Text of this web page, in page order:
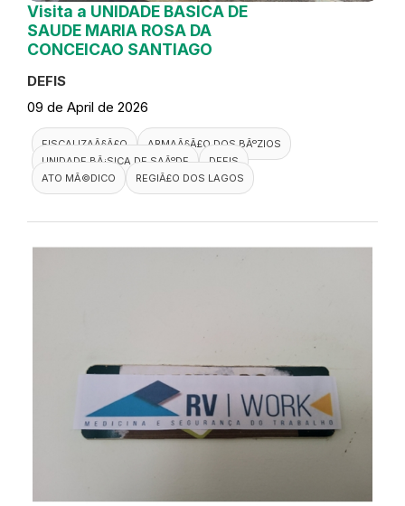
Visita a UNIDADE BASICA DE
SAUDE MARIA ROSA DA
CONCEICAO SANTIAGO
DEFIS
09 de April de 2026
FISCALIZAÃ§Ã£O
ARMAÃ§Ã£O DOS BÃºZIOS
UNIDADE BÃ¡SICA DE SAÃºDE
DEFIS
ATO MÃ©DICO
REGIÃ£O DOS LAGOS